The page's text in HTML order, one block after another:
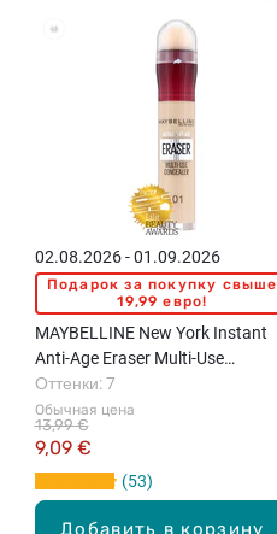
Добавить в корзину
02.08.2026 - 01.09.2026
Подарок за покупку свыше
19,99 евро!
MAYBELLINE New York Instant
Anti-Age Eraser Multi-Use
консилер, 6.8мл
Обычная цена
9,09 €
13,99 €
Оттенки: 7
53